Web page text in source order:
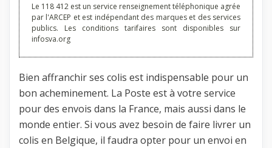
Le 118 412 est un service renseignement téléphonique agrée
par l'ARCEP et est indépendant des marques et des services
publics. Les conditions tarifaires sont disponibles sur
infosva.org
Bien affranchir ses colis est indispensable pour un
bon acheminement. La Poste est à votre service
pour des envois dans la France, mais aussi dans le
monde entier. Si vous avez besoin de faire livrer un
colis en Belgique, il faudra opter pour un envoi en